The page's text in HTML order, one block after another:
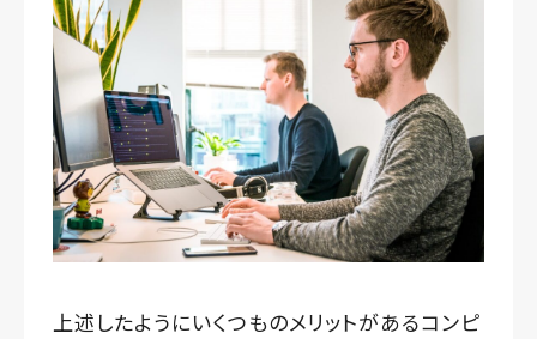
上述したようにいくつものメリットがあるコンピ